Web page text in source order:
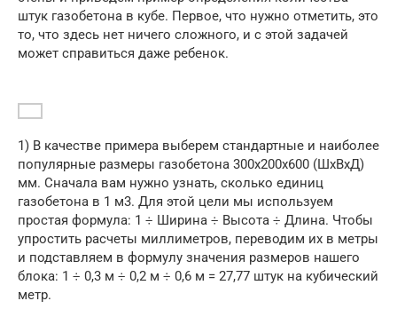
штук газобетона в кубе. Первое, что нужно отметить, это
то, что здесь нет ничего сложного, и с этой задачей
может справиться даже ребенок.
1) В качестве примера выберем стандартные и наиболее
популярные размеры газобетона 300х200х600 (ШхВхД)
мм. Сначала вам нужно узнать, сколько единиц
газобетона в 1 м3. Для этой цели мы используем
простая формула: 1 ÷ Ширина ÷ Высота ÷ Длина. Чтобы
упростить расчеты миллиметров, переводим их в метры
и подставляем в формулу значения размеров нашего
блока: 1 ÷ 0,3 м ÷ 0,2 м ÷ 0,6 м = 27,77 штук на кубический
метр.